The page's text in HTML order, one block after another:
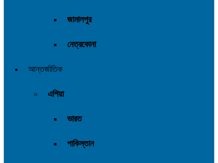
জামালপুর
নেত্রকোনা
আন্তর্জাতিক
এশিয়া
ভারত
পাকিস্তান